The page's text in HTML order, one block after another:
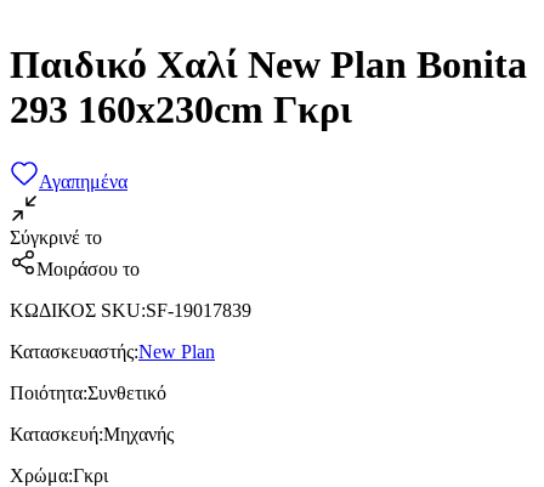
Παιδικό Χαλί New Plan Bonita
293 160x230cm Γκρι
Αγαπημένα
Σύγκρινέ το
Μοιράσου το
ΚΩΔΙΚΟΣ SKU:SF-19017839
Κατασκευαστής:New Plan
Ποιότητα:Συνθετικό
Κατασκευή:Μηχανής
Χρώμα:Γκρι